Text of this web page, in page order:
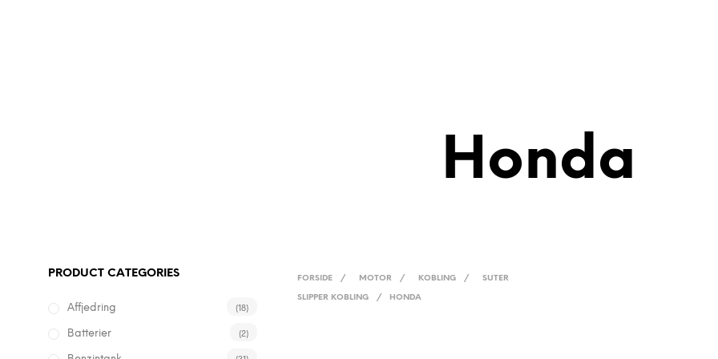
Honda
PRODUCT CATEGORIES
Affjedring (18)
Batterier (2)
FORSIDE / MOTOR / KOBLING / SUTER
SLIPPER KOBLING / HONDA